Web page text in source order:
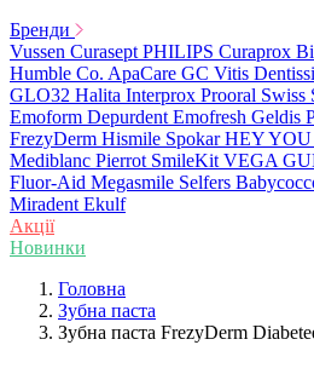
Бренди
Vussen Curasept PHILIPS Curaprox
Humble Co. ApaCare GC Vitis
GLO32 Halita Interprox Prooral Swiss
Emoform Depurdent Emofresh Geldis
FrezyDerm Hismile Spokar HEY YOU
Mediblanc Pierrot SmileKit VEGA
Fluor-Aid Megasmile Selfers
Miradent Ekulf
Акції
Новинки
Головна
Зубна паста
Зубна паста FrezyDerm